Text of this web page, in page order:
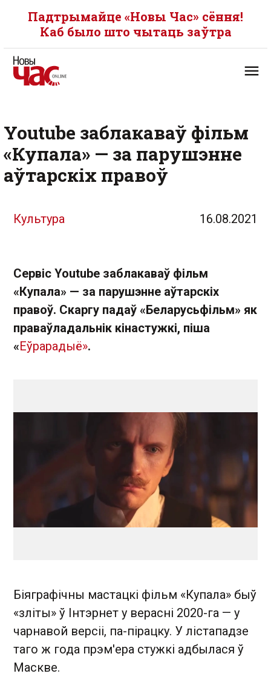
Падтрымайце «Новы Час» сёння!
Каб было што чытаць заўтра
Youtube заблакаваў фільм
«Купала» — за парушэнне
аўтарскіх правоў
Культура 16.08.2021
Сервіс Youtube заблакаваў фільм
«Купала» — за парушэнне аўтарскіх
правоў. Скаргу падаў «Беларусьфільм» як
праваўладальнік кінастужкі, піша
«Еўрарадыё».
Біяграфічны мастацкі фільм «Купала» быў
«зліты» ў Інтэрнет у верасні 2020-га — у
чарнавой версіі, па-пірацку. У лістападзе
таго ж года прэм'ера стужкі адбылася ў
Маскве.